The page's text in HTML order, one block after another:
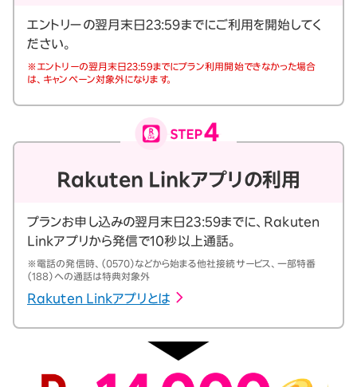
エントリーの翌月末日23:59までにご利用を開始してく
ださい。
※エントリーの翌月末日23:59までにプラン利用開始できなかった場合
は、キャンペーン対象外になります。
Rakuten Linkアプリの利用
プランお申し込みの翌月末日23:59までに、Rakuten
Linkアプリから発信で10秒以上通話。
※電話の発信時、（0570）などから始まる他社接続サービス、一部特番
（188）への通話は特典対象外
Rakuten Linkアプリとは